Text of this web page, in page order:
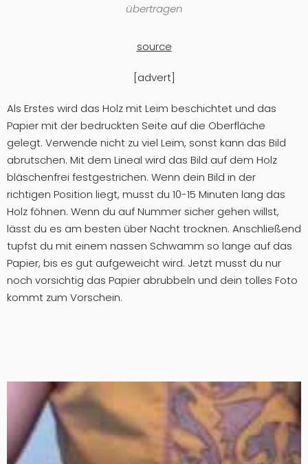
übertragen
source
[advert]
Als Erstes wird das Holz mit Leim beschichtet und das
Papier mit der bedruckten Seite auf die Oberfläche
gelegt. Verwende nicht zu viel Leim, sonst kann das Bild
abrutschen. Mit dem Lineal wird das Bild auf dem Holz
bläschenfrei festgestrichen. Wenn dein Bild in der
richtigen Position liegt, musst du 10-15 Minuten lang das
Holz föhnen. Wenn du auf Nummer sicher gehen willst,
lässt du es am besten über Nacht trocknen. Anschließend
tupfst du mit einem nassen Schwamm so lange auf das
Papier, bis es gut aufgeweicht wird. Jetzt musst du nur
noch vorsichtig das Papier abrubbeln und dein tolles Foto
kommt zum Vorschein.